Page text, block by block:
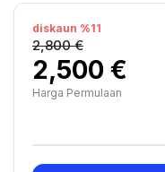
diskaun %11
2,800 €
2,500 €
Harga Permulaan